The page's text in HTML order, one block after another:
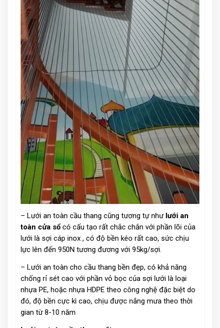
– Lưới an toàn cầu thang cũng tương tự như lưới an
toàn cửa sổcó cấu tạo rất chắc chắn với phần lõi của
lưới là sợi cáp inox , có độ bền kéo rất cao, sức chịu
lực lên đến 950N tương đương với 95kg/sợi.
– Lưới an toàn cho cầu thang bền đẹp, có khả năng
chống rỉ sét cao với phần vỏ bọc của sợi lưới là loại
nhựa PE, hoặc nhựa HDPE theo công nghệ đặc biệt do
đó, độ bền cực kì cao, chịu được nắng mưa theo thời
gian từ 8-10 năm